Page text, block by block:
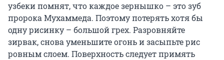
узбеки помнят, что каждое зернышко – это зуб
пророка Мухаммеда. Поэтому потерять хотя бы
одну рисинку – большой грех. Разровняйте
зирвак, снова уменьшите огонь и засыпьте рис
ровным слоем. Поверхность следует примять